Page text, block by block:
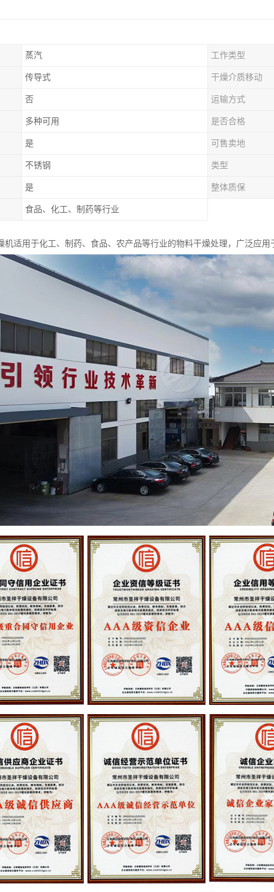
蒸汽 工作类型
传导式 干燥介质移动
否 运输方式
多种可用 是否合格
是 可售卖地
不锈钢 类型
是 整体质保
食品、化工、制药等行业
机适用于化工、制药、食品、农产品等行业的物料干燥处理，广泛应用